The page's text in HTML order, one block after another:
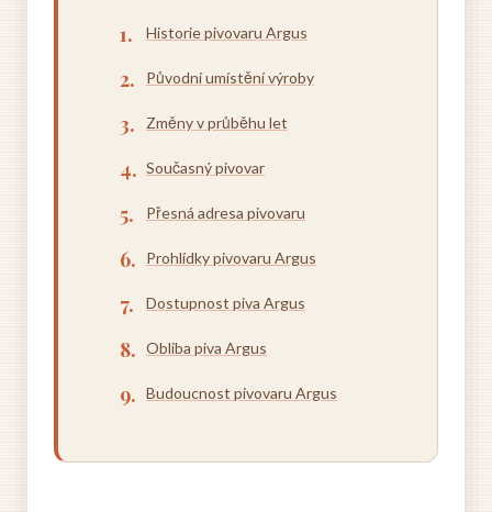
Historie pivovaru Argus
Původní umístění výroby
Změny v průběhu let
Současný pivovar
Přesná adresa pivovaru
Prohlídky pivovaru Argus
Dostupnost piva Argus
Obliba piva Argus
Budoucnost pivovaru Argus